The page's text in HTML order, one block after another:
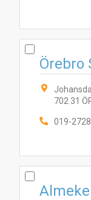
Örebro
702 31
019-